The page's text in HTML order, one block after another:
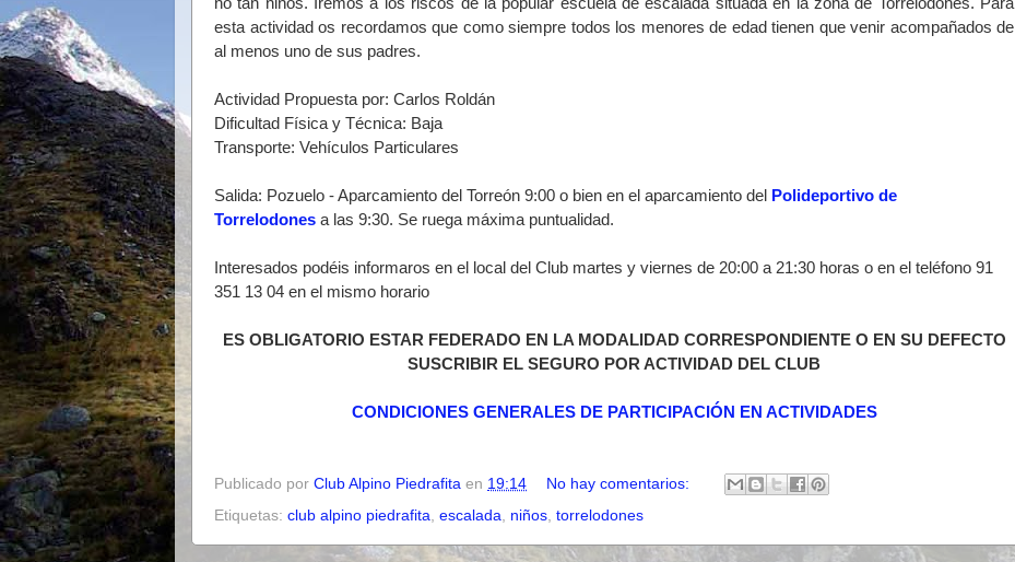
esta actividad os recordamos que como siempre todos los menores de edad tienen que venir acompañados de
al menos uno de sus padres.
Actividad Propuesta por: Carlos Roldán
Dificultad Física y Técnica: Baja
Transporte: Vehículos Particulares
Salida: Pozuelo - Aparcamiento del Torreón 9:00 o bien en el aparcamiento del Polideportivo de
Torrelodones a las 9:30. Se ruega máxima puntualidad.
Interesados podéis informaros en el local del Club martes y viernes de 20:00 a 21:30 horas o en el teléfono 91
351 13 04 en el mismo horario
ES OBLIGATORIO ESTAR FEDERADO EN LA MODALIDAD CORRESPONDIENTE O EN SU DEFECTO
SUSCRIBIR EL SEGURO POR ACTIVIDAD DEL CLUB
CONDICIONES GENERALES DE PARTICIPACIÓN EN ACTIVIDADES
Publicado por Club Alpino Piedrafita en 19:14
No hay comentarios:
Etiquetas: club alpino piedrafita, escalada, niños, torrelodones